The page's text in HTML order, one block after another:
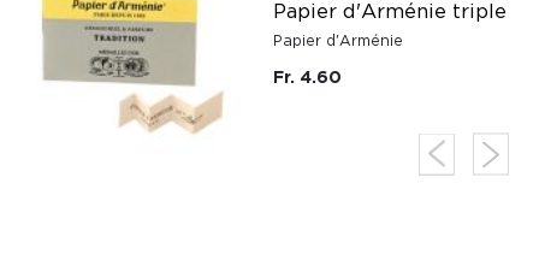
Papier d'Arménie triple
Papier d'Arménie
Fr. 4.60